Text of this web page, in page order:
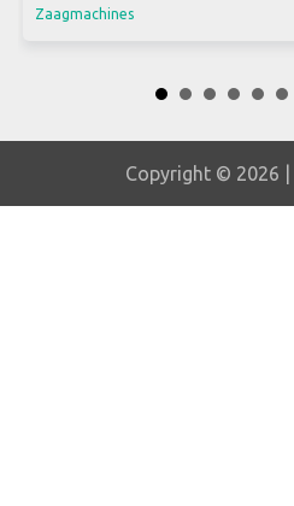
Zaagmachines
Copyright © 2026 |